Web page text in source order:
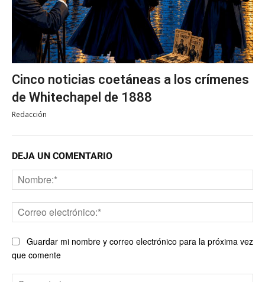
Cinco noticias coetáneas a los crímenes
de Whitechapel de 1888
Redacción
DEJA UN COMENTARIO
Guardar mi nombre y correo electrónico para la próxima vez
que comente